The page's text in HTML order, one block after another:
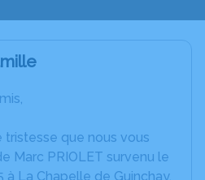
tristesse que nous vous
Marc PRIOLET survenu le
La Chapelle de Guinchay.